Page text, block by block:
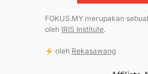
FOKUS.MY merupakan
oleh IRIS Institute.
oleh Rekasawang